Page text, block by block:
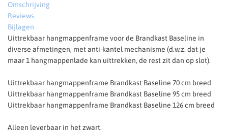
Omschrijving
Reviews
Bijlagen
Uittrekbaar hangmappenframe voor de Brandkast Baseline in
diverse afmetingen, met anti-kantel mechanisme (d.w.z. dat je
maar 1 hangmappenlade kan uittrekken, de rest zit dan op slot).
Uittrekbaar hangmappenframe Brandkast Baseline 70 cm breed
Uittrekbaar hangmappenframe Brandkast Baseline 95 cm breed
Uittrekbaar hangmappenframe Brandkast Baseline 126 cm breed
Alleen leverbaar in het zwart.